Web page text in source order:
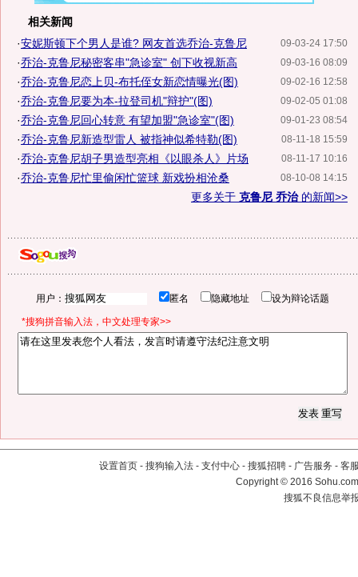
相关新闻
09-03-24 17:50
·安妮斯顿下个男人是谁? 网友首选乔治-克鲁尼
09-03-16 08:09
·乔治-克鲁尼秘密客串"急诊室" 创下收视新高
09-02-16 12:58
·乔治-克鲁尼恋上贝-布托侄女新恋情曝光(图)
09-02-05 01:08
·乔治-克鲁尼要为本-拉登司机"辩护"(图)
09-01-23 08:54
·乔治-克鲁尼回心转意 有望加盟"急诊室"(图)
08-11-18 15:59
·乔治-克鲁尼新造型雷人 被指神似希特勒(图)
08-11-17 10:16
·乔治-克鲁尼胡子男造型亮相《以眼杀人》片场
08-10-08 14:15
·乔治-克鲁尼忙里偷闲忙篮球 新戏扮相沧桑
更多关于 克鲁尼 乔治的新闻>>
用户： 匿名 隐藏地址 设为辩论话题
*搜狗拼音输入法，中文处理专家>>
设置首页 - 搜狗输入法 - 支付中心 - 搜狐招聘 - 广告服务 - 客
Copyright©2016
搜狐不良信息举